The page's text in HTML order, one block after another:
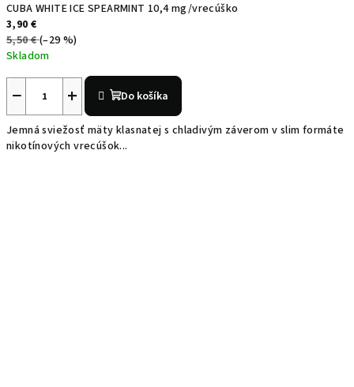
CUBA WHITE ICE SPEARMINT 10,4 mg/vrecúško
3,90 €
5,50 €(–29 %)
Skladom
+
− Do košíka
Jemná sviežosť mäty klasnatej s chladivým záverom v slim formáte
nikotínových vrecúšok...